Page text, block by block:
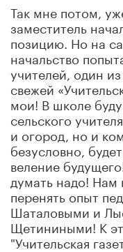
Так мне потом,
заместитель
позицию. Но на
начальство
учителей, один
свежей
мои! В школе
сельского
и огород, но и
безусловно
веление
думать надо! Нам
перенять опыт
Шаталовыми и
Щетиниными! К
"Учительская